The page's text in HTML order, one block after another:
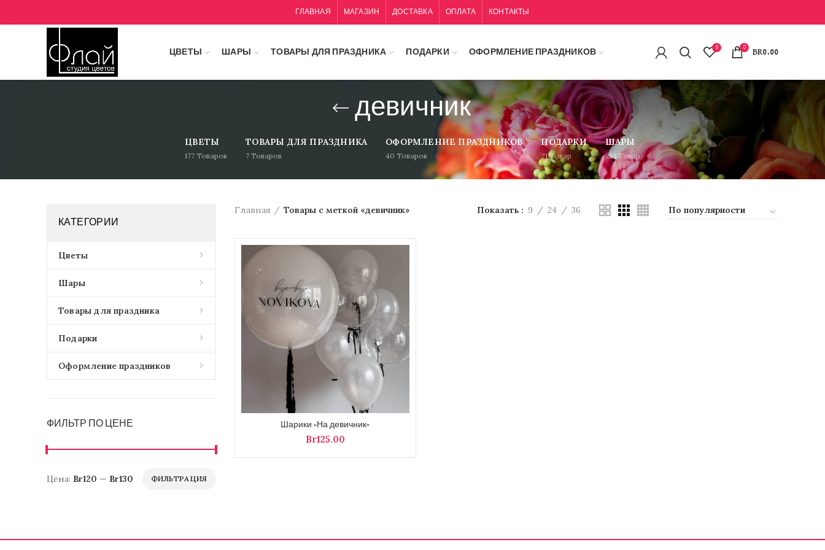
ГЛАВНАЯ МАГАЗИН ДОСТАВКА ОПЛАТА КОНТАКТЫ
ЦВЕТЫ ШАРЫ ТОВАРЫ ДЛЯ ПРАЗДНИКА ПОДАРКИ ОФОРМЛЕНИЕ ПРАЗДНИКОВ
0 0
BR0.00
девичник
ЦВЕТЫ
177 Товаров
ТОВАРЫ ДЛЯ ПРАЗДНИКА
7 Товаров
ОФОРМЛЕНИЕ ПРАЗДНИКОВ
40 Товаров
ПОДАРКИ
21 Товар
ШАРЫ
261 Товар
КАТЕГОРИИ
Цветы
Шары
Товары для праздника
Подарки
Оформление праздников
ФИЛЬТР ПО ЦЕНЕ
Минимальная
Максимальная
ФИЛЬТРАЦИЯ
Цена: Br120 — Br130
Главная Товары с меткой «девичник» Показать 9 24 36
Шарики «На девичник»
Br